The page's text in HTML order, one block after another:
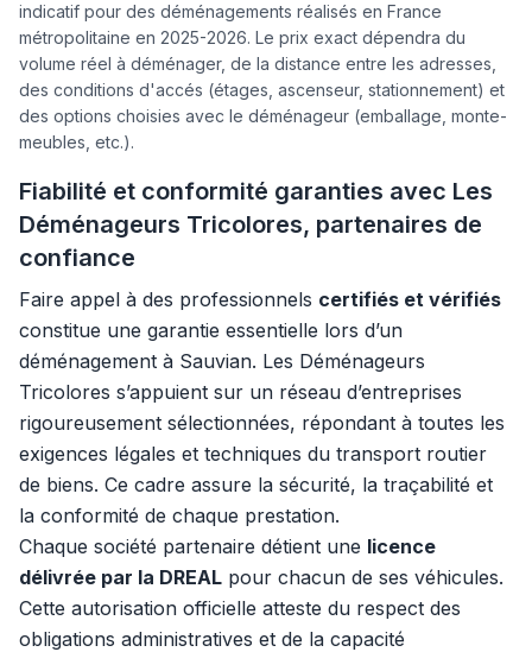
indicatif pour des déménagements réalisés en France
métropolitaine en 2025-2026. Le prix exact dépendra du
volume réel à déménager, de la distance entre les adresses,
des conditions d'accés (étages, ascenseur, stationnement) et
des options choisies avec le déménageur (emballage, monte-
meubles, etc.).
Fiabilité et conformité garanties avec Les
Déménageurs Tricolores, partenaires de
confiance
Faire appel à des professionnels certifiés et vérifiés
constitue une garantie essentielle lors d’un
déménagement à Sauvian. Les Déménageurs
Tricolores s’appuient sur un réseau d’entreprises
rigoureusement sélectionnées, répondant à toutes les
exigences légales et techniques du transport routier
de biens. Ce cadre assure la sécurité, la traçabilité et
la conformité de chaque prestation.
Chaque société partenaire détient une licence
délivrée par la DREAL pour chacun de ses véhicules.
Cette autorisation officielle atteste du respect des
obligations administratives et de la capacité